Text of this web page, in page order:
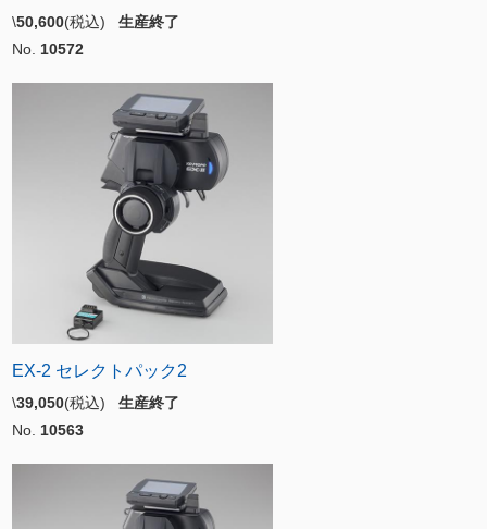
\50,600(税込) 生産終了
No. 10572
EX-2 セレクトパック2
\39,050(税込) 生産終了
No. 10563